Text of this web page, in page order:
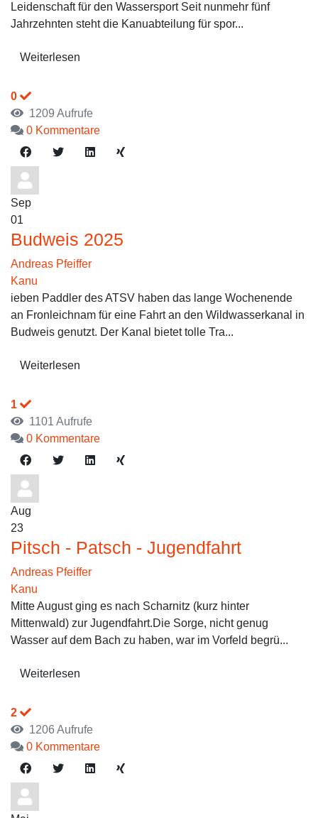
Leidenschaft für den Wassersport Seit nunmehr fünf
Jahrzehnten steht die Kanuabteilung für spor...
Weiterlesen
0
1209 Aufrufe
0 Kommentare
Sep
01
Budweis 2025
Andreas Pfeiffer
Kanu
ieben Paddler des ATSV haben das lange Wochenende
an Fronleichnam für eine Fahrt an den Wildwasserkanal in
Budweis genutzt. Der Kanal bietet tolle Tra...
Weiterlesen
1
1101 Aufrufe
0 Kommentare
Aug
23
Pitsch - Patsch - Jugendfahrt
Andreas Pfeiffer
Kanu
Mitte August ging es nach Scharnitz (kurz hinter
Mittenwald) zur Jugendfahrt.Die Sorge, nicht genug
Wasser auf dem Bach zu haben, war im Vorfeld begrü...
Weiterlesen
2
1206 Aufrufe
0 Kommentare